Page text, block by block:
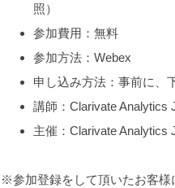
照）
参加費用：無料
参加方法：Webex
申し込み方法：事前に、
講師：Clarivate
主催：Clarivate Analytics
※参加登録をして頂いたお客様